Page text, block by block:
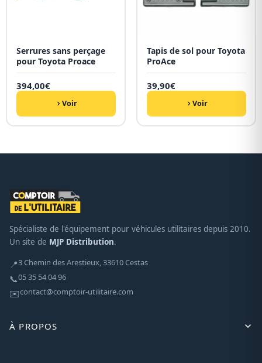
Serrures sans perçage
pour Toyota Proace
394,00€
Voir
Tapis de sol pour Toyota
ProAce
39,90€
Voir
Spécialiste de l'équipement pour véhicules utilitaires depuis 2010.
Un site de MJP Distribution.
📍3 Chemin des Arestieux, 33610 Cestas
📞05 35 54 04 96
✉️contact@comptoir-utilitaire.com
À PROPOS